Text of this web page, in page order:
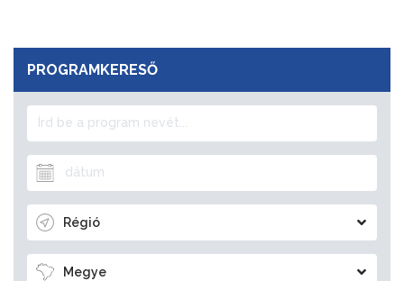
PROGRAMKERESŐ
Régió
Megye